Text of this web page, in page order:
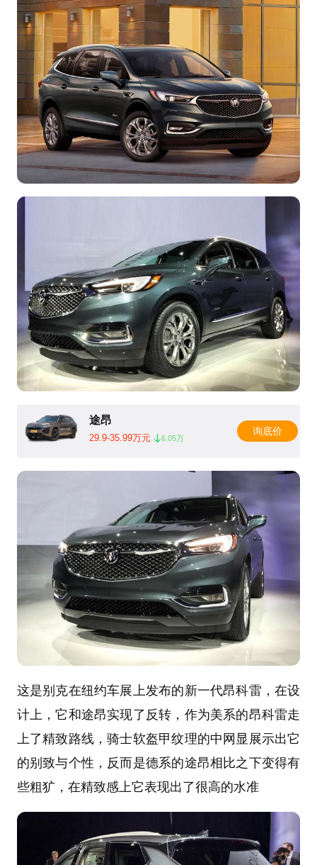
途昂
29.9-35.99万元 6.05万
询底价
这是别克在纽约车展上发布的新一代昂科雷，在设
计上，它和途昂实现了反转，作为美系的昂科雷走
上了精致路线，骑士软盔甲纹理的中网显展示出它
的别致与个性，反而是德系的途昂相比之下变得有
些粗犷，在精致感上它表现出了很高的水准